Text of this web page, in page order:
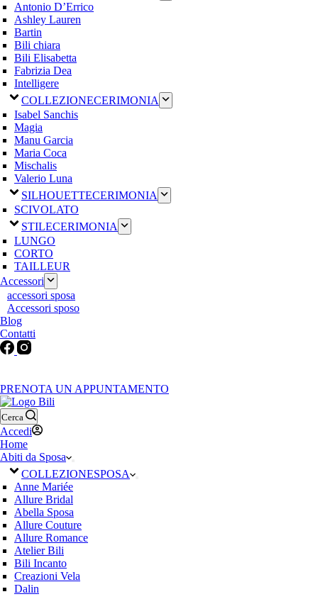
Antonio D’Errico
Ashley Lauren
Bartin
Bili chiara
Bili Elisabetta
Fabrizia Dea
Intelligere
COLLEZIONECERIMONIA
Isabel Sanchis
Magia
Manu Garcia
Maria Coca
Mischalis
Valerio Luna
SILHOUETTECERIMONIA
SCIVOLATO
STILECERIMONIA
LUNGO
CORTO
TAILLEUR
Accessori
accessori sposa
Accessori sposo
Blog
Contatti
PRENOTA UN APPUNTAMENTO
Cerca
Accedi
Home
Abiti da Sposa
COLLEZIONESPOSA
Anne Mariée
Allure Bridal
Abella Sposa
Allure Couture
Allure Romance
Atelier Bili
Bili Incanto
Creazioni Vela
Dalin